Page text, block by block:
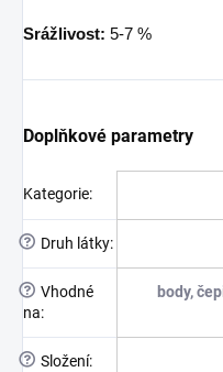
Srážlivost: 5-7 %
Doplňkové parametry
Kategorie:
? Druh látky:
? Vhodné
na:
body,
? Složení: